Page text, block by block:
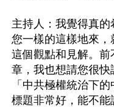
主持人：我覺得真
您一樣的這樣地來
這個觀點和見解。
章，我也想請您很
「中共極權統治下
標題非常好，能不